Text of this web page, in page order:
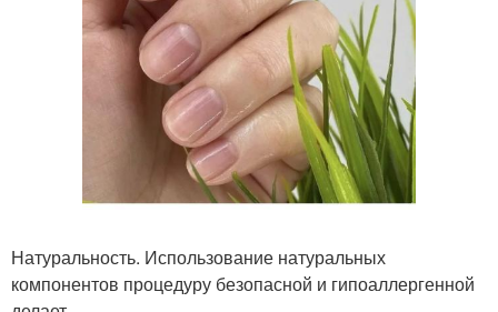
Натуральность. Использование натуральных
компонентов процедуру безопасной и гипоаллергенной